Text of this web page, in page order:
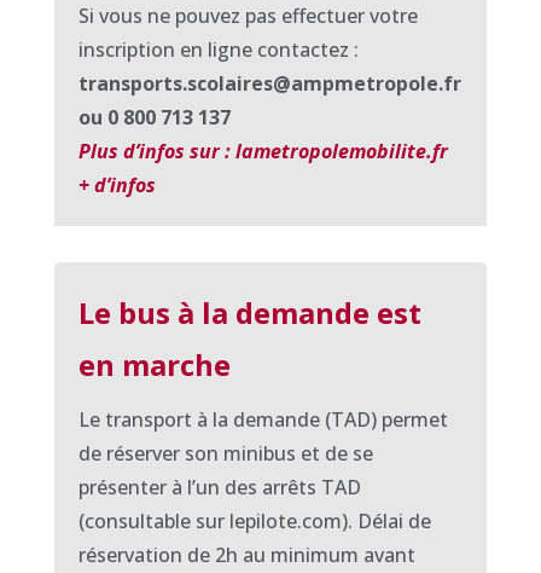
Si vous ne pouvez pas effectuer votre
inscription en ligne contactez :
transports.scolaires@ampmetropole.fr
ou 0 800 713 137
Plus d’infos sur : lametropolemobilite.fr
+ d’infos
Le bus à la demande est
en marche
Le transport à la demande (TAD) permet
de réserver son minibus et de se
présenter à l’un des arrêts TAD
(consultable sur lepilote.com). Délai de
réservation de 2h au minimum avant